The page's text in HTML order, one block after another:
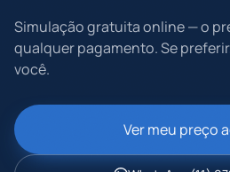
Simulação gratuita online — o
qualquer pagamento. Se
você.
Ver meu preço